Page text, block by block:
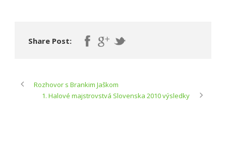
Share Post:
Rozhovor s Brankim Jaškom
1. Halové majstrovstvá Slovenska 2010 výsledky